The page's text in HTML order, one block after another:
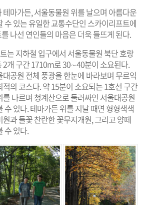
마가든, 서울동물원 위를 날으며 아름다운
수 있는 유일한 교통수단인 스카이리프트에
나선 연인들의 마음은 더욱 들뜨게 된다.
는 지하철 입구에서 서울동물원 북단 호랑
2개 구간 1710m로 30∼40분이 소요된다.
공원 전체 풍광을 한눈에 바라보며 무르익
의 코스다. 약 15분이 소요되는 1호선 구간
나르며 청계산으로 둘러싸인 서울대공원
수 있다. 테마가든 위를 지날 때면 형형색색
과 들꽃 찬란한 꽃무지개원, 그리고 양떼
수 있다.